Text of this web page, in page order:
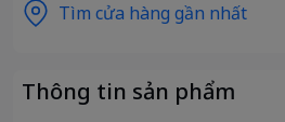
Tìm cửa hàng gần nhất
Thông tin sản phẩm